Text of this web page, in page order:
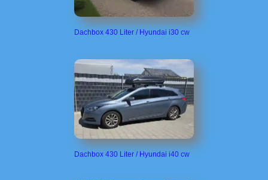
Dachbox 430 Liter / Hyundai i30 cw
Dachbox 430 Liter / Hyundai i40 cw